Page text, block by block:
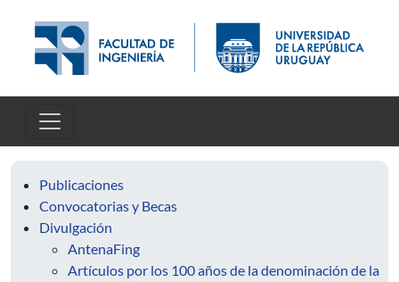
Publicaciones
Convocatorias y Becas
Divulgación
AntenaFing
Artículos por los 100 años de la denominación de la